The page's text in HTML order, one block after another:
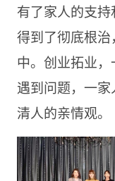
有了家人的支
得到了彻底根
中。创业拓业，
遇到问题，一
清人的亲情观。